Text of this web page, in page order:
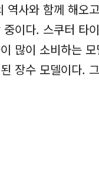
사와 함께 해오
이다. 스쿠터 타
많이 소비하는
장수 모델이다.